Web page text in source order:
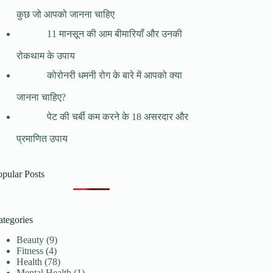
कुछ जो आपको जानना चाहिए
11 मानसून की आम बीमारियाँ और उनकी
रोकथाम के उपाय
कोरोनरी धमनी रोग के बारे में आपको क्या
जानना चाहिए?
पेट की चर्बी कम करने के 18 असरदार और
प्रमाणित उपाय
Posts
Beauty (9)
Fitness (4)
Health (78)